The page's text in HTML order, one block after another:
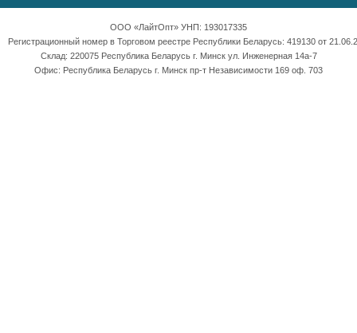
ООО «ЛайтОпт» УНП: 193017335
Регистрационный номер в Торговом реестре Республики Беларусь: 419130 от
Склад: 220075 Республика Беларусь г. Минск ул. Инженерная 14а-7
Офис: Республика Беларусь г. Минск пр-т Независимости 169 оф. 703